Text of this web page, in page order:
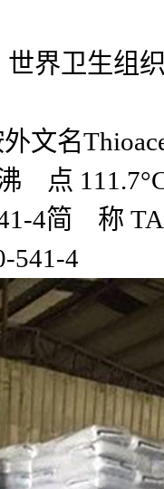
世界卫生组
文名
111.7°C
4简 称
541-4